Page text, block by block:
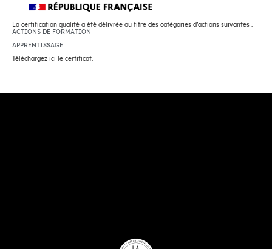
La certification qualité a été délivrée au titre des catégories d’actions suivantes :
ACTIONS DE FORMATION
APPRENTISSAGE
Téléchargez ici le certificat.